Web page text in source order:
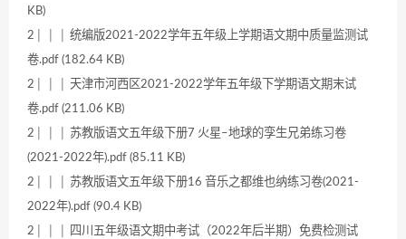
KB)
2│ │ │ 统编版2021-2022学年五年级上学期语文期中质量监测试
卷.pdf (182.64 KB)
2│ │ │ 天津市河西区2021-2022学年五年级下学期语文期末试
卷.pdf (211.06 KB)
2│ │ │ 苏教版语文五年级下册7 火星–地球的孪生兄弟练习卷
(2021-2022年).pdf (85.11 KB)
2│ │ │ 苏教版语文五年级下册16 音乐之都维也纳练习卷(2021-
2022年).pdf (90.4 KB)
2│ │ │ 四川五年级语文期中考试（2022年后半期）免费检测试